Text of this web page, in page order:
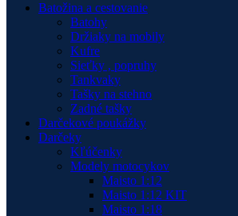
Batožina a cestovanie
Batohy
Držiaky na mobily
Kufre
Sieťky , popruhy
Tankvaky
Tašky na stehno
Zadné tašky
Darčekové poukážky
Darčeky
Kľúčenky
Modely motocykov
Maisto 1:12
Maisto 1:12 KIT
Maisto 1:18